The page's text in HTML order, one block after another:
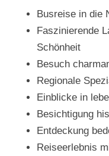
Busreise in die
Faszinierende
Schönheit
Besuch
Regionale
Einblicke in
Besichtigung
Entdeckung
Reiseerlebnis